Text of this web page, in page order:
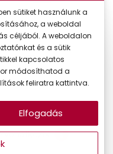
vonatkozik.
sütiket használunk a
a weboldal
céljából. A weboldalon
és a sütik
kapcsolatos
módosíthatod a
feliratra kattintva.
Elfogadás